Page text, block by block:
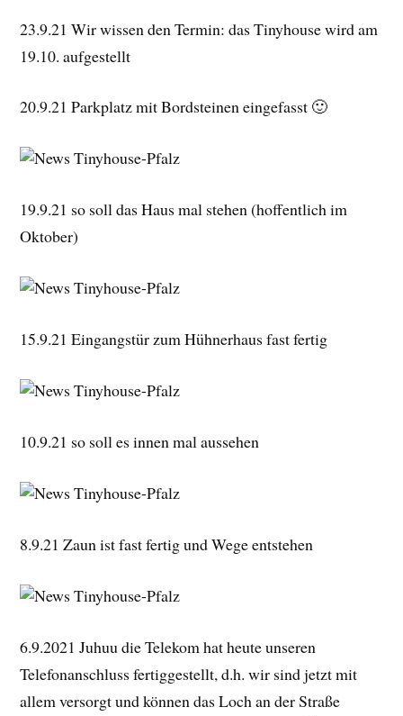
23.9.21 Wir wissen den Termin: das Tinyhouse wird am
19.10. aufgestellt
20.9.21 Parkplatz mit Bordsteinen eingefasst 🙂
19.9.21 so soll das Haus mal stehen (hoffentlich im
Oktober)
15.9.21 Eingangstür zum Hühnerhaus fast fertig
10.9.21 so soll es innen mal aussehen
8.9.21 Zaun ist fast fertig und Wege entstehen
6.9.2021 Juhuu die Telekom hat heute unseren
Telefonanschluss fertiggestellt, d.h. wir sind jetzt mit
allem versorgt und können das Loch an der Straße